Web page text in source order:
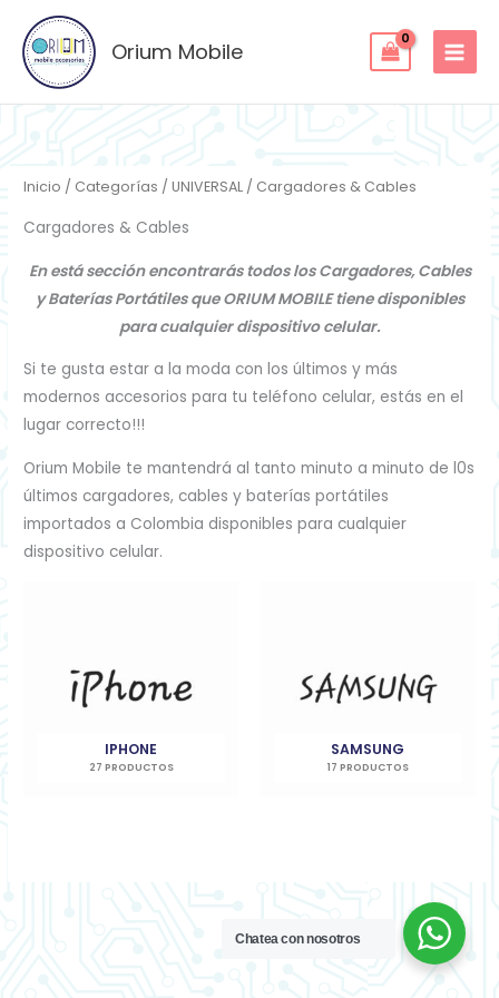
contenido
Orium Mobile
Inicio / Categorías /UNIVERSAL / Cargadores & Cables
Cargadores & Cables
En está sección encontrarás todos los Cargadores, Cables
y Baterías Portátiles que ORIUM MOBILE tiene disponibles
para cualquier dispositivo celular.
Si te gusta estar a la moda con los últimos y más
modernos accesorios para tu teléfono celular, estás en el
lugar correcto!!!
Orium Mobile te mantendrá al tanto minuto a minuto de l0s
últimos cargadores, cables y baterías portátiles
importados a Colombia disponibles para cualquier
dispositivo celular.
IPHONE
27 PRODUCTOS
SAMSUNG
17 PRODUCTOS
Chatea con nosotros